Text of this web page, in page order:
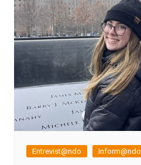
Entrevist@ndo Inform@ndo